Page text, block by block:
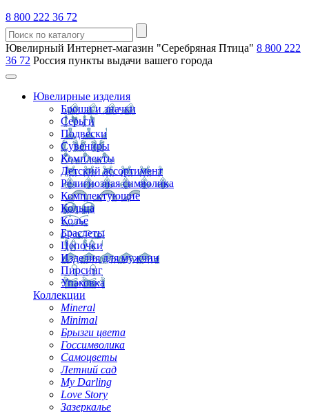
8 800 222 36 72
Ювелирный Интернет-магазин "Серебряная Птица" 8 800 222
36 72 Россия пункты выдачи вашего города
Ювелирные изделия
Броши и значки
Серьги
Подвески
Сувениры
Комплекты
Детский ассортимент
Религиозная символика
Комплектующие
Кольца
Колье
Браслеты
Цепочки
Изделия для мужчин
Пирсинг
Упаковка
Коллекции
Mineral
Minimal
Брызги цвета
Госсимволика
Самоцветы
Летний сад
My Darling
Love Story
Зазеркалье